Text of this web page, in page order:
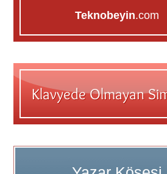
Teknobeyin.com